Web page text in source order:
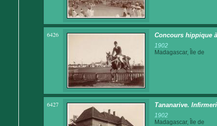
6426 Concours hippique
1902
Madagascar, Île de
6427 Tananarive.
1902
Madagascar, Île de